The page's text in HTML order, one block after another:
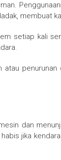
membuat
setiap kali
dan
jika